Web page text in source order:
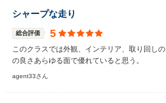
シャープな走り
総合評価 5
このクラスでは外観、インテリア、取り回し
の良さあらゆる面で優れていると思う。
agent33さん